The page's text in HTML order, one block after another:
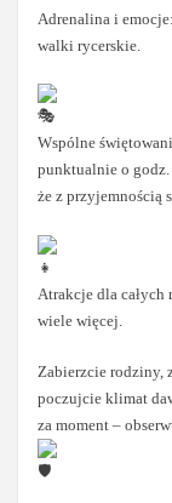
Adrenalina i
walki rycerskie.
Wspólne
punktualnie o
że z przyjemnością
Atrakcje dla całych
wiele więcej.
Zabierzcie rodziny,
poczujcie klimat
za moment –